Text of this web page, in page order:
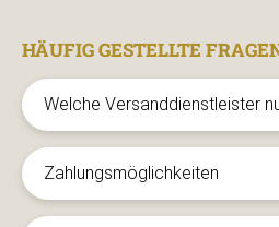
HÄUFIG GESTELLTE
Welche Versanddienstleister
Zahlungsmöglichkeiten